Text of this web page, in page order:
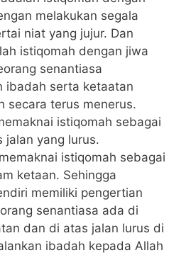
melakukan segala
niat yang jujur. Dan
istiqomah dengan jiwa
senantiasa
ibadah serta ketaatan
secara terus menerus.
istiqomah sebagai
jalan yang lurus.
istiqomah sebagai
ketaan. Sehingga
memiliki pengertian
senantiasa ada di
dan di atas jalan lurus di
ibadah kepada Allah